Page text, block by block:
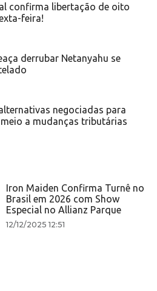
confirma libertação de oito
feira!
derrubar Netanyahu se
negociadas para
a mudanças tributárias
Iron Maiden Confirma Turnê no
Brasil em 2026 com Show
Especial no Allianz Parque
12/12/2025 12:51